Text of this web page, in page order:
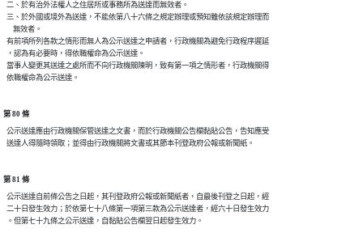
  二、於有治外法權人之住居所或事務所為送達而無效者。
  三、於外國或境外為送達，不能依第八十六條之規定辦理或預知雖依該規定辦理而
      無效者。
  有前項所列各款之情形而無人為公示送達之申請者，行政機關為避免行政程序遲延
  ，認為有必要時，得依職權命為公示送達。
  當事人變更其送達之處所而不向行政機關陳明，致有第一項之情形者，行政機關得
第 80 條
  公示送達應由行政機關保管送達之文書，而於行政機關公告欄黏貼公告，告知應受
第 81 條
  公示送達自前條公告之日起，其刊登政府公報或新聞紙者，自最後刊登之日起，經
  二十日發生效力；於依第七十八條第一項第三款為公示送達者，經六十日發生效力